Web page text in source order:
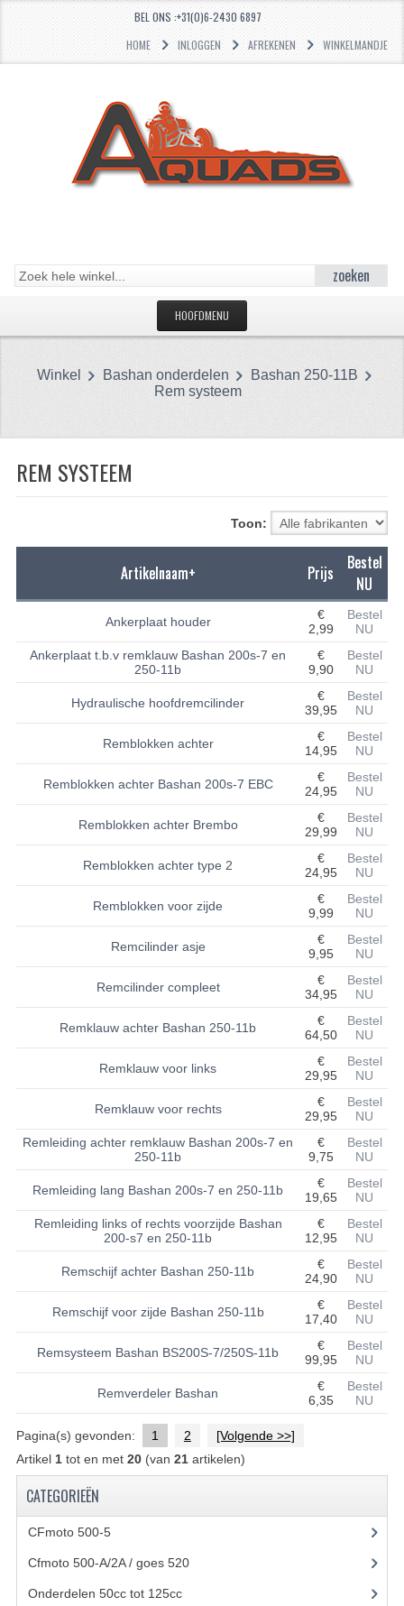
BEL ONS :+31(0)6-2430 6897
HOME
INLOGGEN AFREKENEN WINKELMANDJE
zoeken
HOOFDMENU
CATEGORIEËN
PAKKINGEN
PLASTIC PARTS
VERLICHTING
BRANDSTOF SYSTEEM
ELEKTRONICA
KABELS
KAPPEN EN FRAME
KETTING EN TANDWIELEN
KOEL SYSTEEM
REM SYSTEEM
UITLAAT SYSTEEM
WIEL OPHANGING
WIELEN EN BANDEN
ACCESSOIRES
GEREEDSCHAP
BASHAN 250-11B
Winkel Bashan onderdelen
Bashan 250-11B
Rem systeem
REM SYSTEEM
Toon:
Artikelnaam+ Prijs
Bestel
NU
Ankerplaat houder
€
2,99
Bestel
NU
Ankerplaat t.b.v remklauw Bashan 200s-7 en
250-11b
€
9,90
Bestel
NU
Hydraulische hoofdremcilinder
€
39,95
Bestel
NU
Remblokken achter
€
14,95
Bestel
NU
Remblokken achter Bashan 200s-7 EBC
€
24,95
Bestel
NU
Remblokken achter Brembo
€
29,99
Bestel
NU
Remblokken achter type 2
€
24,95
Bestel
NU
Remblokken voor zijde
€
9,99
Bestel
NU
Remcilinder asje
€
9,95
Bestel
NU
Remcilinder compleet
€
34,95
Bestel
NU
Remklauw achter Bashan 250-11b
€
64,50
Bestel
NU
Remklauw voor links
€
29,95
Bestel
NU
Remklauw voor rechts
€
29,95
Bestel
NU
Remleiding achter remklauw Bashan 200s-7 en
250-11b
€
9,75
Bestel
NU
Remleiding lang Bashan 200s-7 en 250-11b
€
19,65
Bestel
NU
Remleiding links of rechts voorzijde Bashan
200-s7 en 250-11b
€
12,95
Bestel
NU
Remschijf achter Bashan 250-11b
€
24,90
Bestel
NU
Remschijf voor zijde Bashan 250-11b
€
17,40
Bestel
NU
Remsysteem Bashan BS200S-7/250S-11b
€
99,95
Bestel
NU
Remverdeler Bashan
€
6,35
Bestel
NU
Pagina(s) gevonden: 1 2
[Volgende >>]
Artikel 1tot en met 20(van 21artikelen)
CATEGORIEËN
CFmoto 500-5(5)
Cfmoto 500-A/2A / goes 520(347)
Onderdelen 50cc tot 125cc(49)